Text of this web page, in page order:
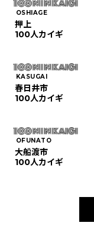
OSHIAGE
押上
100人カイギ
KASUGAI
春日井市
100人カイギ
OFUNATO
大船渡市
100人カイギ